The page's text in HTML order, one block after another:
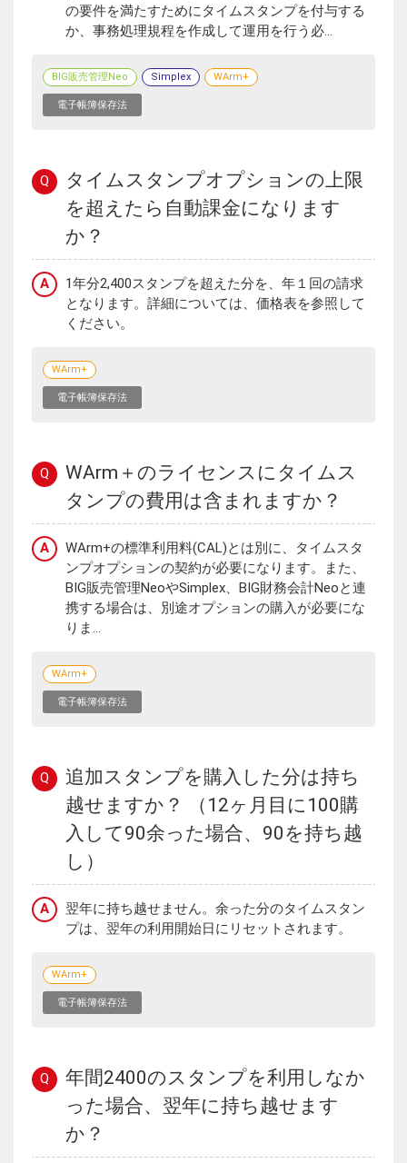
の要件を満たすためにタイムスタンプを付与する
か、事務処理規程を作成して運用を行う必...
BIG販売管理Neo Simplex WArm+
電子帳簿保存法
Q
タイムスタンプオプションの上限
を超えたら自動課金になります
か？
A
1年分2,400スタンプを超えた分を、年１回の請求
となります。詳細については、価格表を参照して
ください。
WArm+
電子帳簿保存法
Q
WArm＋のライセンスにタイムス
タンプの費用は含まれますか？
A
WArm+の標準利用料(CAL)とは別に、タイムスタ
ンプオプションの契約が必要になります。また、
BIG販売管理NeoやSimplex、BIG財務会計Neoと連
携する場合は、別途オプションの購入が必要にな
りま...
WArm+
電子帳簿保存法
Q
追加スタンプを購入した分は持ち
越せますか？ （12ヶ月目に100購
入して90余った場合、90を持ち越
し）
A
翌年に持ち越せません。余った分のタイムスタン
プは、翌年の利用開始日にリセットされます。
WArm+
電子帳簿保存法
Q
年間2400のスタンプを利用しなか
った場合、翌年に持ち越せます
か？